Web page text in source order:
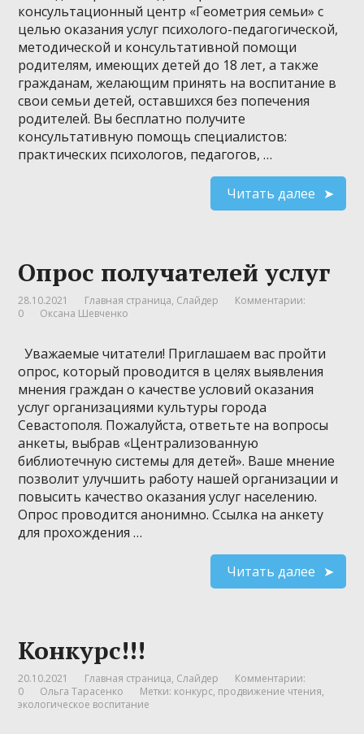
консультационный центр «Геометрия семьи» с
целью оказания услуг психолого-педагогической,
методической и консультативной помощи
родителям, имеющих детей до 18 лет, а также
гражданам, желающим принять на воспитание в
свои семьи детей, оставшихся без попечения
родителей. Вы бесплатно получите
консультативную помощь специалистов:
практических психологов, педагогов, …
Читать далее
Опрос получателей услуг
28.10.2021 Главная страница, Слайдер
Комментарии:
0
Оксана Шевченко
Уважаемые читатели! Приглашаем вас пройти
опрос, который проводится в целях выявления
мнения граждан о качестве условий оказания
услуг организациями культуры города
Севастополя. Пожалуйста, ответьте на вопросы
анкеты, выбрав «Централизованную
библиотечную системы для детей». Ваше мнение
позволит улучшить работу нашей организации и
повысить качество оказания услуг населению.
Опрос проводится анонимно. Ссылка на анкету
для прохождения …
Читать далее
Конкурс!!!
20.10.2021 Главная страница, Слайдер
Комментарии:
0
Ольга Тарасенко Метки: конкурс, продвижение чтения,
экологическое воспитание